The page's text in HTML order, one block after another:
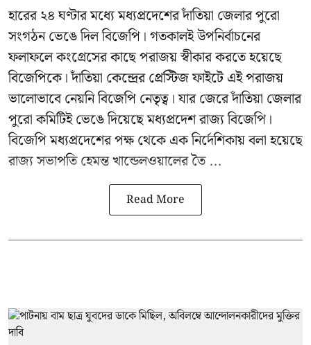
হারের ২৪ ঘণ্টার মধ্যে মধ্যপ্রদেশের দাঁতিয়া জেলার পুরো
সংগঠন ভেঙে দিল বিজেপি। গতকালই উপনির্বাচনের
ফলাফলে কংগ্রেসের কাছে পরাজয় স্বীকার করতে হয়েছে
বিজেপিকে। দাঁতিয়া কেন্দ্রের প্রেস্টিজ ফাইটে এই পরাজয়
ভালোভাবে নেয়নি বিজেপি নেতৃত্ব। যার জেরে দাঁতিয়া জেলার
পুরো কমিটিই ভেঙে দিয়েছে মধ্যপ্রদেশ রাজ্য বিজেপি।
বিজেপি মধ্যপ্রদেশের পক্ষ থেকে এক নির্দেশিকায় বলা হয়েছে
রাজ্য সভাপতি হেমন্ত খান্ডেলওয়ালের তৈ ...
Read More